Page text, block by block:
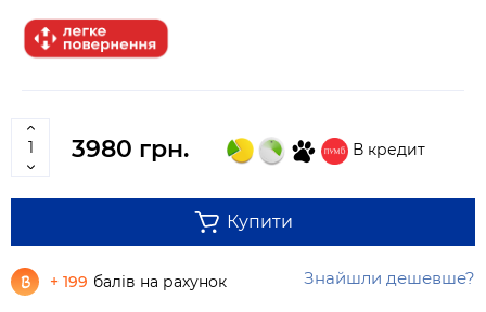
3980 грн. В кредит
Купити
+ 199 балів на рахунок Знайшли дешевше?